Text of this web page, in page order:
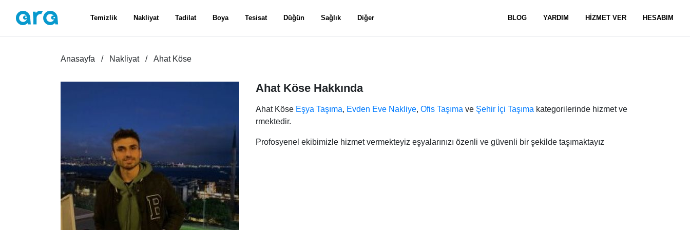
Temizlik Nakliyat Tadilat Boya Tesisat Düğün Sağlık Diğer BLOG YARDIM HİZMET VER HESABIM
Anasayfa Nakliyat Ahat Köse
Ahat Köse Hakkında
Ahat Köse Eşya Taşıma, Evden Eve Nakliye, Ofis Taşıma ve Şehir İçi Taşıma kategorilerinde hizmet ve
rmektedir.
Profosyenel ekibimizle hizmet vermekteyiz eşyalarınızı özenli ve güvenli bir şekilde taşımaktayız